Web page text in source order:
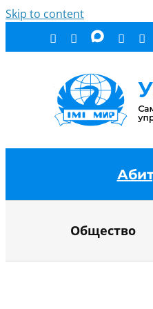
Skip to content
Общество